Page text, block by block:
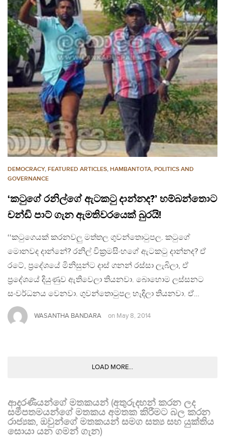
DEMOCRACY, FEATURED ARTICLES, HAMBANTOTA, POLITICS AND
GOVERNANCE
‘කටුගේ රනිල්ගේ ඇටකටු දාන්නද?’ හම්බන්තොට
චන්ඩි පාට් ගැන ඇමතිවරයෙක් බුරයි!
‘‘කටුගෙයක් කරනවලු මත්තල ගුවන්තොටුපල. කටුගේ
මොනවද දාන්නේ? රනිල් වික්‍රමසිංහගේ ඇටකටු දාන්නද? ඒ
රටේ, ප්‍රදේශයේ මිනිසුන්ට දාස් ගනන් රස්සා ලැබිලා, ඒ
ප්‍රදේශයේ දියුණුව ඇතිවෙලා තියනවා. බොහොම ලස්සනට
සංවර්ධනය වෙනවා. ගුවන්තොටුපල හැදිලා තියනවා. ඒ…
WASANTHA BANDARA on May 8, 2014
LOAD MORE...
ආදරණීයන්ගේ මතකයන් (අතුරුදහන් කරන ලද
සමීපතමයන්ගේ මතකය අමතක කිරීමට බල කරන
රාජ්‍යක, ඔවුන්ගේ මතකයන් සමග සත්‍ය සහ යුක්තිය
සොයා යන ගමන් ගැන)